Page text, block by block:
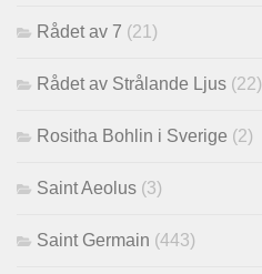
Rådet av 7 (21)
Rådet av Strålande Ljus (22)
Rositha Bohlin i Sverige (2)
Saint Aeolus (3)
Saint Germain (443)